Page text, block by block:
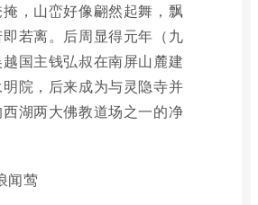
，山峦好像翩然起舞，飘
若离。后周显得元年（九
国主钱弘叔在南屏山麓建
院，后来成为与灵隐寺并
湖两大佛教道场之一的净
闻莺